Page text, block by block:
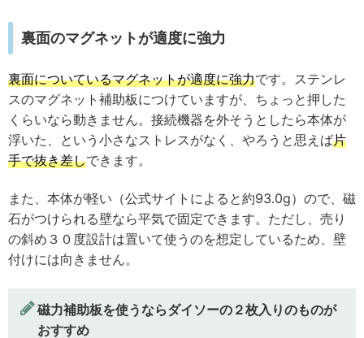
裏面のマグネットが適度に強力
裏面についているマグネットが適度に強力です。ステンレ
スのマグネット補助板につけていますが、ちょっと押した
くらいなら動きません。接続機器を外そうとしたら本体が
浮いた、という小さなストレスがなく、やろうと思えば片
手で抜き差しできます。
また、本体が軽い（公式サイトによると約93.0g）ので、磁
石がつけられる壁なら平気で固定できます。ただし、売り
の斜め３０度設計は置いて使うのを想定しているため、壁
付けには向きません。
磁力補助板を使うならダイソーの２枚入りのものが
おすすめ